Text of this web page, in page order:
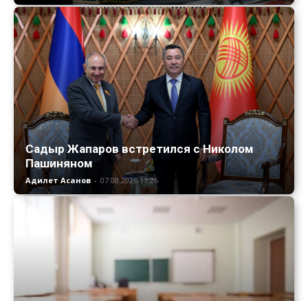
Садыр Жапаров встретился с Николом
Пашиняном
Адилет Асанов - 07.08.2026 11:26